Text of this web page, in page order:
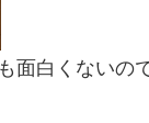
面白くないの